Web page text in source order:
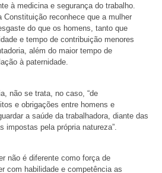
à medicina e segurança do trabalho.
Constituição reconhece que a mulher
do que os homens, tanto que
e tempo de contribuição menores
além do maior tempo de
à paternidade.
não se trata, no caso, “de
e obrigações entre homens e
a saúde da trabalhadora, diante das
pela própria natureza”.
não é diferente como força de
com habilidade e competência as